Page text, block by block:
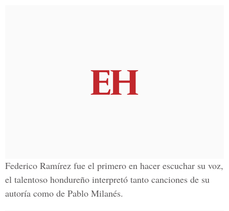
Federico Ramírez fue el primero en hacer escuchar su voz,
el talentoso hondureño interpretó tanto canciones de su
autoría como de Pablo Milanés.